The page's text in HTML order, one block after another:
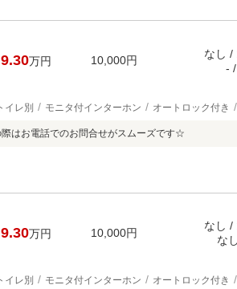
9.30万円 10,000円
なし /
-
イレ別 モニタ付インターホン オートロック付き
はお電話でのお問合せがスムーズです☆
9.30万円 10,000円
なし /
な
イレ別 モニタ付インターホン オートロック付き